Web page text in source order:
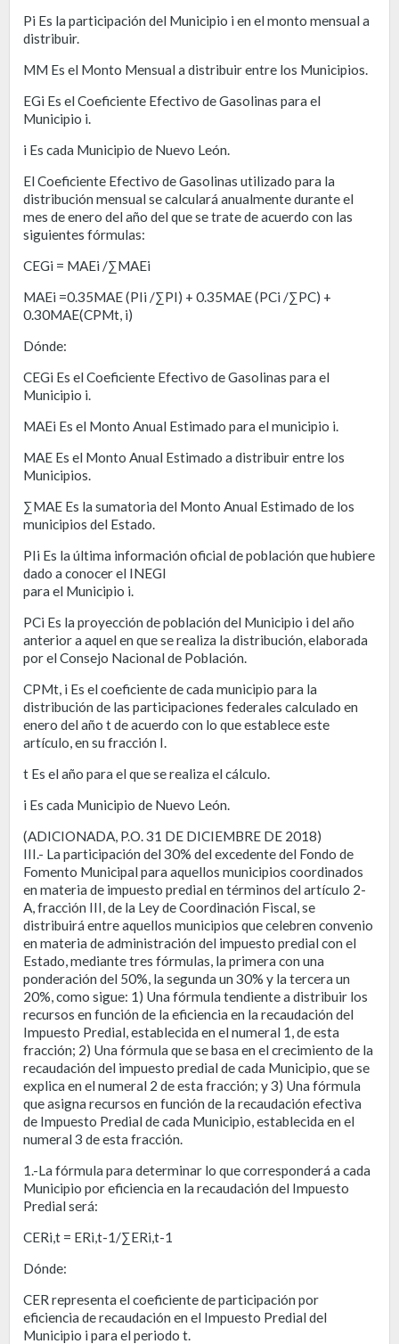
Pi Es la participación del Municipio i en el monto mensual a
distribuir.
MM Es el Monto Mensual a distribuir entre los Municipios.
EGi Es el Coeficiente Efectivo de Gasolinas para el
Municipio i.
i Es cada Municipio de Nuevo León.
El Coeficiente Efectivo de Gasolinas utilizado para la
distribución mensual se calculará anualmente durante el
mes de enero del año del que se trate de acuerdo con las
siguientes fórmulas:
CEGi = MAEi /∑MAEi
MAEi =0.35MAE (PIi /∑PI) + 0.35MAE (PCi /∑PC) +
0.30MAE(CPMt, i)
Dónde:
CEGi Es el Coeficiente Efectivo de Gasolinas para el
Municipio i.
MAEi Es el Monto Anual Estimado para el municipio i.
MAE Es el Monto Anual Estimado a distribuir entre los
Municipios.
∑MAE Es la sumatoria del Monto Anual Estimado de los
municipios del Estado.
PIi Es la última información oficial de población que hubiere
dado a conocer el INEGI
para el Municipio i.
PCi Es la proyección de población del Municipio i del año
anterior a aquel en que se realiza la distribución, elaborada
por el Consejo Nacional de Población.
CPMt, i Es el coeficiente de cada municipio para la
distribución de las participaciones federales calculado en
enero del año t de acuerdo con lo que establece este
artículo, en su fracción I.
t Es el año para el que se realiza el cálculo.
i Es cada Municipio de Nuevo León.
(ADICIONADA, P.O. 31 DE DICIEMBRE DE 2018)
III.- La participación del 30% del excedente del Fondo de
Fomento Municipal para aquellos municipios coordinados
en materia de impuesto predial en términos del artículo 2-
A, fracción III, de la Ley de Coordinación Fiscal, se
distribuirá entre aquellos municipios que celebren convenio
en materia de administración del impuesto predial con el
Estado, mediante tres fórmulas, la primera con una
ponderación del 50%, la segunda un 30% y la tercera un
20%, como sigue: 1) Una fórmula tendiente a distribuir los
recursos en función de la eficiencia en la recaudación del
Impuesto Predial, establecida en el numeral 1, de esta
fracción; 2) Una fórmula que se basa en el crecimiento de la
recaudación del impuesto predial de cada Municipio, que se
explica en el numeral 2 de esta fracción; y 3) Una fórmula
que asigna recursos en función de la recaudación efectiva
de Impuesto Predial de cada Municipio, establecida en el
numeral 3 de esta fracción.
1.-La fórmula para determinar lo que corresponderá a cada
Municipio por eficiencia en la recaudación del Impuesto
Predial será:
CERi,t = ERi,t-1/∑ERi,t-1
Dónde:
CER representa el coeficiente de participación por
eficiencia de recaudación en el Impuesto Predial del
Municipio i para el periodo t.